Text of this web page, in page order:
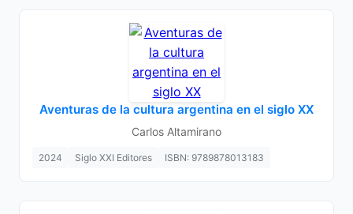
Aventuras de la cultura argentina en el siglo XX
Carlos Altamirano
2024 Siglo XXI Editores ISBN: 9789878013183